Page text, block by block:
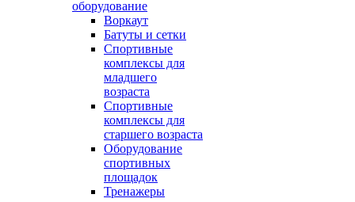
оборудование
Воркаут
Батуты и сетки
Спортивные
комплексы для
младшего
возраста
Спортивные
комплексы для
старшего возраста
Оборудование
спортивных
площадок
Тренажеры